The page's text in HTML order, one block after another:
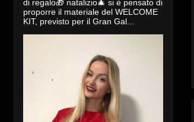
di regalo🎁 natalizio🎄 si è pensato di
proporre il materiale del WELCOME
KIT, previsto per il Gran Gal...